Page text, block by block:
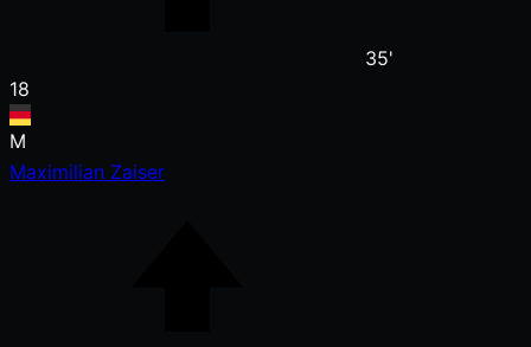
35'
18
M
Maximilian Zaiser